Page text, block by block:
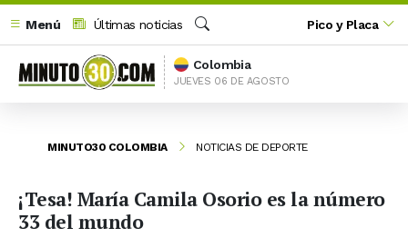
Menú
Últimas noticias
Buscar
Pico y Placa
Colombia
JUEVES 06 DE AGOSTO
MINUTO30 COLOMBIA NOTICIAS DE DEPORTE
¡Tesa! María Camila Osorio es la número
33 del mundo